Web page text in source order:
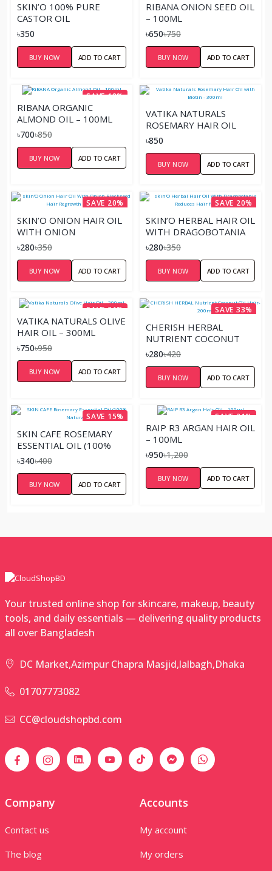
SKIN’O 100% PURE
CASTOR OIL
৳350
BUY NOW ADD TO CART
RIBANA ONION SEED OIL
– 100ML
৳650৳750
BUY NOW ADD TO CART
SAVE 18%
RIBANA ORGANIC
ALMOND OIL – 100ML
৳700৳850
BUY NOW ADD TO CART
VATIKA NATURALS
ROSEMARY HAIR OIL
WITH BIOTIN - 300ML
৳850
BUY NOW ADD TO CART
SAVE 20%
SKIN’O ONION HAIR OIL
WITH ONION
BLACKSEED HAIR
৳280৳350
BUY NOW ADD TO CART
SAVE 20%
SKIN’O HERBAL HAIR OIL
WITH DRAGOBOTANIA
REDUCES HAIR FALL-
৳280৳350
BUY NOW ADD TO CART
SAVE 21%
VATIKA NATURALS OLIVE
HAIR OIL – 300ML
৳750৳950
BUY NOW ADD TO CART
SAVE 33%
CHERISH HERBAL
NUTRIENT COCONUT
OIL HAIR- 200ML
৳280৳420
BUY NOW ADD TO CART
SAVE 15%
SKIN CAFE ROSEMARY
ESSENTIAL OIL (100%
NATURAL)
৳340৳400
BUY NOW ADD TO CART
SAVE 21%
RAIP R3 ARGAN HAIR OIL
– 100ML
৳950৳1,200
BUY NOW ADD TO CART
Your trusted online shop for skincare, makeup, beauty
tools, and daily essentials — delivering quality products
all over Bangladesh
DC Market,Azimpur Chapra Masjid,lalbagh,Dhaka
01707773082
CC@cloudshopbd.com
Company
Contact us
The blog
Accounts
My account
My orders